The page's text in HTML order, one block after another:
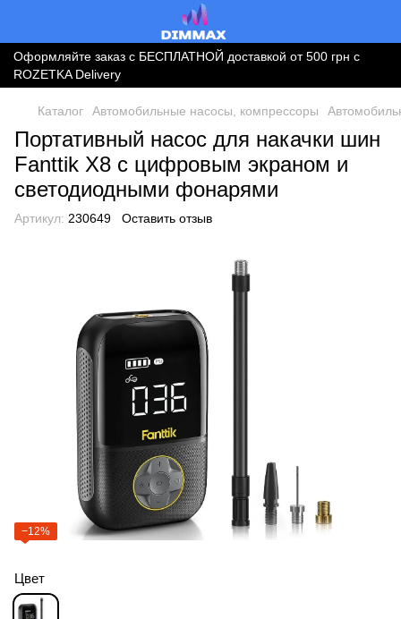
Оформляйте заказ с БЕСПЛАТНОЙ доставкой от 500 грн с
ROZETKA Delivery
Каталог Автомобильные насосы, компрессоры
Портативный насос для накачки шин
Fanttik X8 с цифровым экраном и
светодиодными фонарями
Артикул: 230649 Оставить отзыв
−12%
Цвет